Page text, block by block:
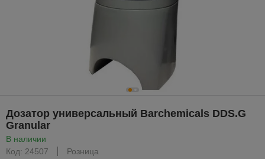
Дозатор универсальный Barchemicals DDS.G
Granular
В наличии
Код: 24507
Розница